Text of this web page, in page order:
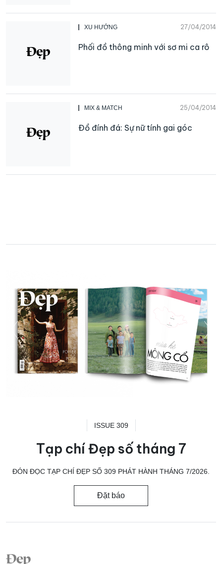
XU HƯỚNG 27/04/2014
Phối đồ thông minh với sơ mi ca rô
MIX & MATCH 25/04/2014
Đồ đính đá: Sự nữ tính gai góc
ISSUE 309
Tạp chí Đẹp số tháng 7
ĐÓN ĐỌC TẠP CHÍ ĐẸP SỐ 309 PHÁT HÀNH THÁNG 7/2026.
Đặt báo